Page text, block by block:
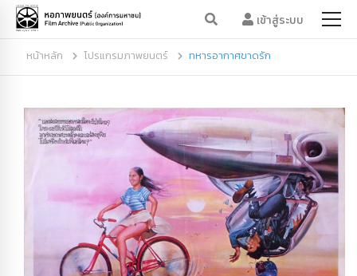
เข้าสู่ระบบ
หน้าหลัก โปรแกรมภาพยนตร์ ทหารอากาศขาดรัก